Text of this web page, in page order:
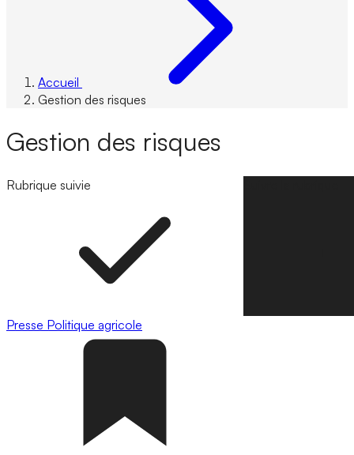
Accueil
Gestion des risques
Gestion des risques
Rubrique suivie
Presse Politique agricole